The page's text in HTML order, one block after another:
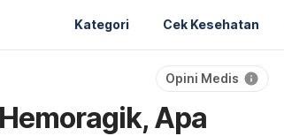
Kategori Cek Kesehatan
Opini Medis
Apa